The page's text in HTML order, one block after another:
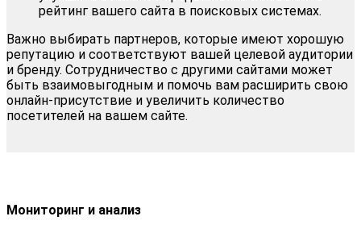
рейтинг вашего сайта в поисковых системах.
Важно выбирать партнеров, которые имеют хорошую
репутацию и соответствуют вашей целевой аудитории
и бренду. Сотрудничество с другими сайтами может
быть взаимовыгодным и помочь вам расширить свою
онлайн-присутствие и увеличить количество
посетителей на вашем сайте.
Мониторинг и анализ